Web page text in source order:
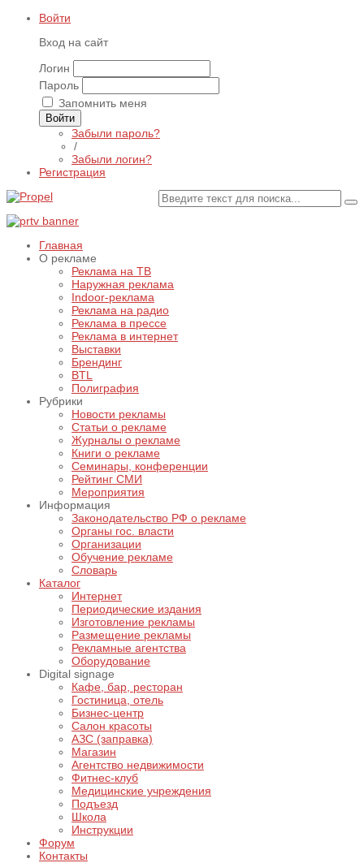
Войти
Вход на сайт
Логин
Пароль
Запомнить меня
Войти
Забыли пароль?
/
Забыли логин?
Регистрация
Главная
О рекламе
Реклама на ТВ
Наружная реклама
Indoor-реклама
Реклама на радио
Реклама в прессе
Реклама в интернет
Выставки
Брендинг
BTL
Полиграфия
Рубрики
Новости рекламы
Статьи о рекламе
Журналы о рекламе
Книги о рекламе
Семинары, конференции
Рейтинг СМИ
Мероприятия
Информация
Законодательство РФ о рекламе
Органы гос. власти
Организации
Обучение рекламе
Словарь
Каталог
Интернет
Периодические издания
Изготовление рекламы
Размещение рекламы
Рекламные агентства
Оборудование
Digital signage
Кафе, бар, ресторан
Гостиница, отель
Бизнес-центр
Салон красоты
АЗС (заправка)
Магазин
Агентство недвижимости
Фитнес-клуб
Медицинские учреждения
Подъезд
Школа
Инструкции
Форум
Контакты